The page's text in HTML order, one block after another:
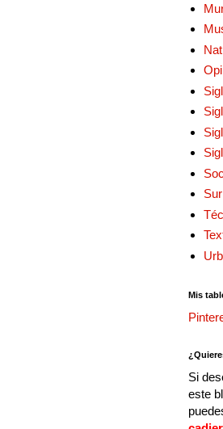
Mis
Si
este